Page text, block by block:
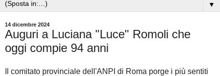
▼
14 dicembre 2024
Auguri a Luciana "Luce" Romoli che
oggi compie 94 anni
Il comitato provinciale dell'ANPI di Roma porge i più sentiti